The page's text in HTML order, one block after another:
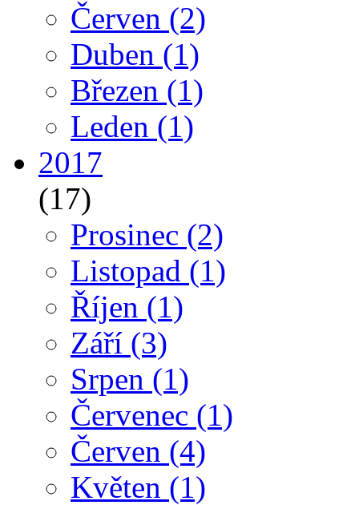
Červen (2)
Duben (1)
Březen (1)
Leden (1)
2017
(17)
Prosinec (2)
Listopad (1)
Říjen (1)
Září (3)
Srpen (1)
Červenec (1)
Červen (4)
Květen (1)